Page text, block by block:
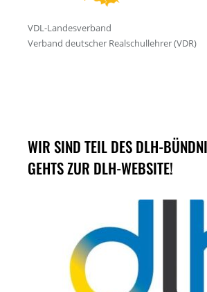
WIR SIND TEIL DES DLH-
GEHTS ZUR DLH-WEBSITE!